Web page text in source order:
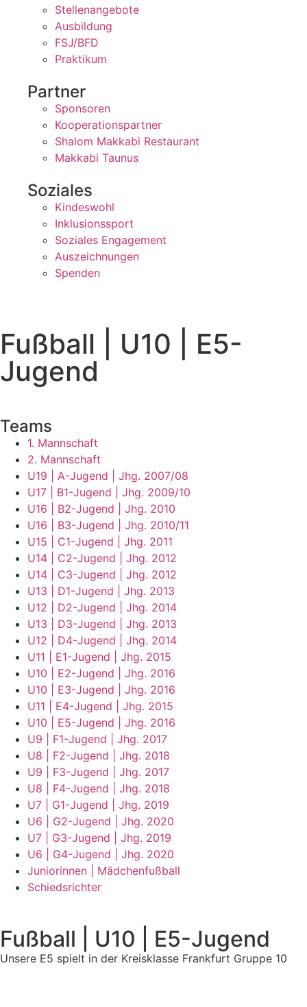
Stellenangebote
Ausbildung
FSJ/BFD
Praktikum
Partner
Sponsoren
Kooperationspartner
Shalom Makkabi Restaurant
Makkabi Taunus
Soziales
Kindeswohl
Inklusionssport
Soziales Engagement
Auszeichnungen
Spenden
Fußball | U10 | E5-
Jugend
Teams
1. Mannschaft
2. Mannschaft
U19 | A-Jugend | Jhg. 2007/08
U17 | B1-Jugend | Jhg. 2009/10
U16 | B2-Jugend | Jhg. 2010
U16 | B3-Jugend | Jhg. 2010/11
U15 | C1-Jugend | Jhg. 2011
U14 | C2-Jugend | Jhg. 2012
U14 | C3-Jugend | Jhg. 2012
U13 | D1-Jugend | Jhg. 2013
U12 | D2-Jugend | Jhg. 2014
U13 | D3-Jugend | Jhg. 2013
U12 | D4-Jugend | Jhg. 2014
U11 | E1-Jugend | Jhg. 2015
U10 | E2-Jugend | Jhg. 2016
U10 | E3-Jugend | Jhg. 2016
U11 | E4-Jugend | Jhg. 2015
U10 | E5-Jugend | Jhg. 2016
U9 | F1-Jugend | Jhg. 2017
U8 | F2-Jugend | Jhg. 2018
U9 | F3-Jugend | Jhg. 2017
U8 | F4-Jugend | Jhg. 2018
U7 | G1-Jugend | Jhg. 2019
U6 | G2-Jugend | Jhg. 2020
U7 | G3-Jugend | Jhg. 2019
U6 | G4-Jugend | Jhg. 2020
Juniorinnen | Mädchenfußball
Schiedsrichter
Fußball | U10 | E5-Jugend
Unsere E5 spielt in der Kreisklasse Frankfurt Gruppe 10